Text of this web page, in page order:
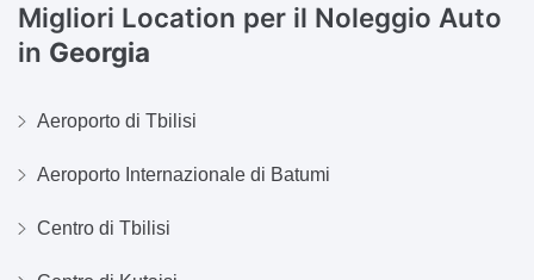
Migliori Location per il Noleggio Auto
in Georgia
Aeroporto di Tbilisi
Aeroporto Internazionale di Batumi
Centro di Tbilisi